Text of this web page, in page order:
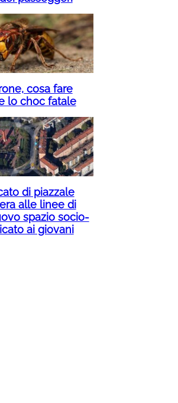
cosa fare
lo choc fatale
di piazzale
alle linee di
spazio socio-
ai giovani